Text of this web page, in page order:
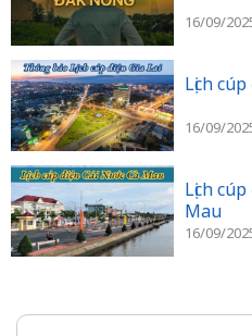
16/09/
Lịch
16/09/
Lịch
Mau
16/09/